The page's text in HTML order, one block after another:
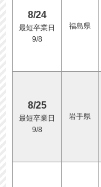
8/24
最短卒業日
9/8
福島県
8/25
最短卒業日
9/8
岩手県